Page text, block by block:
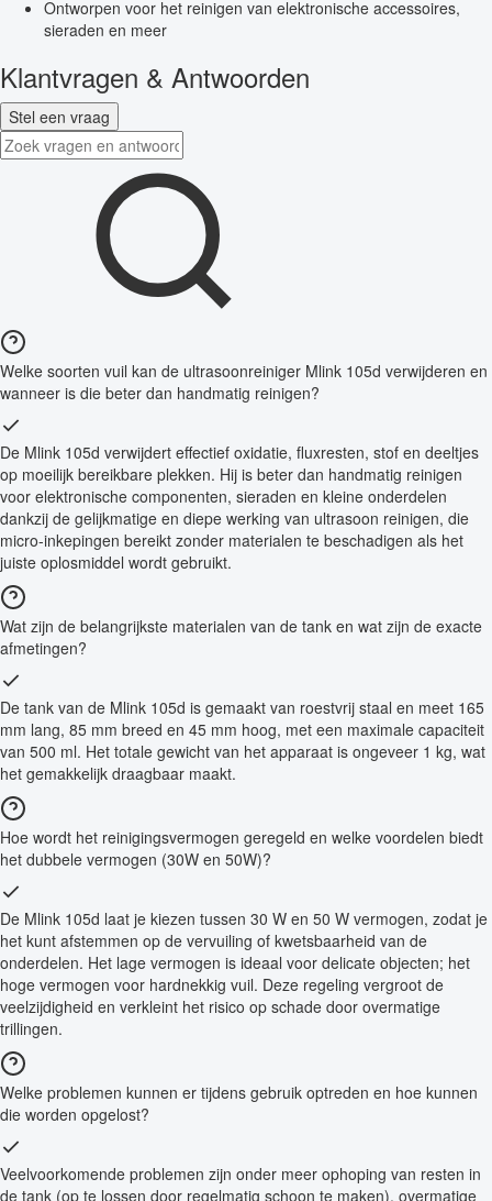
Ontworpen voor het reinigen van elektronische accessoires,
sieraden en meer
Klantvragen & Antwoorden
Stel een vraag
Welke soorten vuil kan de ultrasoonreiniger Mlink 105d verwijderen en
wanneer is die beter dan handmatig reinigen?
De Mlink 105d verwijdert effectief oxidatie, fluxresten, stof en deeltjes
op moeilijk bereikbare plekken. Hij is beter dan handmatig reinigen
voor elektronische componenten, sieraden en kleine onderdelen
dankzij de gelijkmatige en diepe werking van ultrasoon reinigen, die
micro-inkepingen bereikt zonder materialen te beschadigen als het
juiste oplosmiddel wordt gebruikt.
Wat zijn de belangrijkste materialen van de tank en wat zijn de exacte
afmetingen?
De tank van de Mlink 105d is gemaakt van roestvrij staal en meet 165
mm lang, 85 mm breed en 45 mm hoog, met een maximale capaciteit
van 500 ml. Het totale gewicht van het apparaat is ongeveer 1 kg, wat
het gemakkelijk draagbaar maakt.
Hoe wordt het reinigingsvermogen geregeld en welke voordelen biedt
het dubbele vermogen (30W en 50W)?
De Mlink 105d laat je kiezen tussen 30 W en 50 W vermogen, zodat je
het kunt afstemmen op de vervuiling of kwetsbaarheid van de
onderdelen. Het lage vermogen is ideaal voor delicate objecten; het
hoge vermogen voor hardnekkig vuil. Deze regeling vergroot de
veelzijdigheid en verkleint het risico op schade door overmatige
trillingen.
Welke problemen kunnen er tijdens gebruik optreden en hoe kunnen
die worden opgelost?
Veelvoorkomende problemen zijn onder meer ophoping van resten in
de tank (op te lossen door regelmatig schoon te maken), overmatige